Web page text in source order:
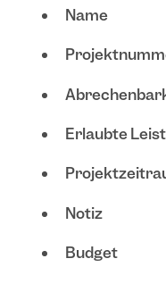
Name
Erlaubte
Notiz
Budget